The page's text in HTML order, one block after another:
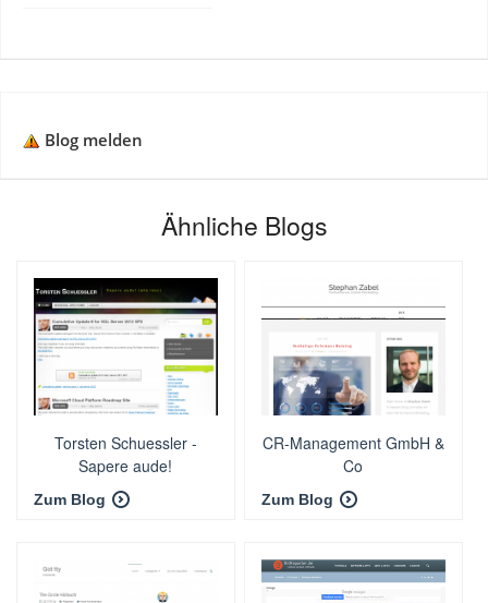
Blog melden
Ähnliche Blogs
Torsten Schuessler -
Sapere aude!
Zum Blog
CR-Management GmbH &
Co
Zum Blog